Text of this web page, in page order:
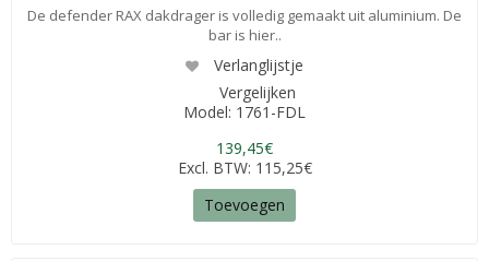
De defender RAX dakdrager is volledig gemaakt uit aluminium. De
bar is hier..
Verlanglijstje
Vergelijken
Model: 1761-FDL
139,45€
Excl. BTW: 115,25€
Toevoegen